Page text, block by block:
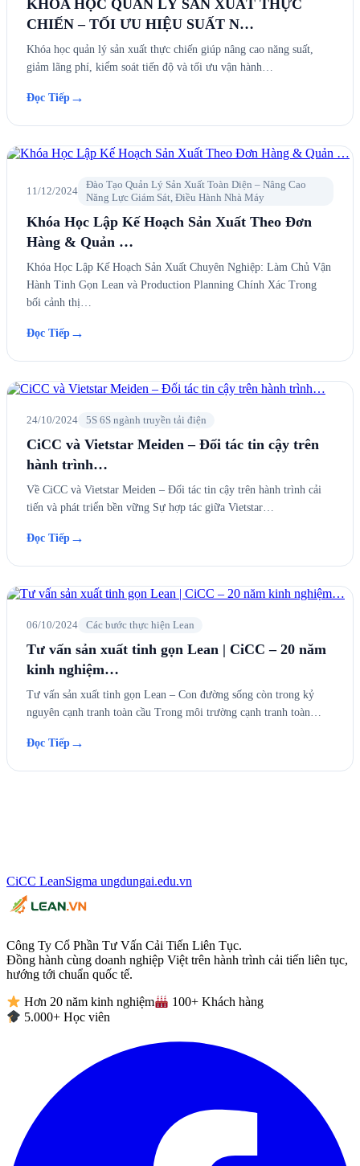
KHÓA HỌC QUẢN LÝ SẢN XUẤT THỰC
CHIẾN – TỐI ƯU HIỆU SUẤT N…
Khóa học quản lý sản xuất thực chiến giúp nâng cao năng suất,
giảm lãng phí, kiểm soát tiến độ và tối ưu vận hành…
Đọc Tiếp →
11/12/2024
Đào Tạo Quản Lý Sản Xuất Toàn Diện – Nâng Cao
Năng Lực Giám Sát, Điều Hành Nhà Máy
Khóa Học Lập Kế Hoạch Sản Xuất Theo Đơn
Hàng & Quản …
Khóa Học Lập Kế Hoạch Sản Xuất Chuyên Nghiệp: Làm Chủ Vận
Hành Tinh Gọn Lean và Production Planning Chính Xác Trong
bối cảnh thị…
Đọc Tiếp →
24/10/2024 5S 6S ngành truyền tải điện
CiCC và Vietstar Meiden – Đối tác tin cậy trên
hành trình…
Về CiCC và Vietstar Meiden – Đối tác tin cậy trên hành trình cải
tiến và phát triển bền vững Sự hợp tác giữa Vietstar…
Đọc Tiếp →
06/10/2024 Các bước thực hiện Lean
Tư vấn sản xuất tinh gọn Lean | CiCC – 20 năm
kinh nghiệm…
Tư vấn sản xuất tinh gọn Lean – Con đường sống còn trong kỷ
nguyên cạnh tranh toàn cầu Trong môi trường cạnh tranh toàn…
Đọc Tiếp →
CiCC LeanSigma ungdungai.edu.vn
Công Ty Cổ Phần Tư Vấn Cải Tiến Liên Tục.
Đồng hành cùng doanh nghiệp Việt trên hành trình cải tiến liên tục,
hướng tới chuẩn quốc tế.
Hơn 20 năm kinh nghiệm
100+ Khách hàng
5.000+ Học viên